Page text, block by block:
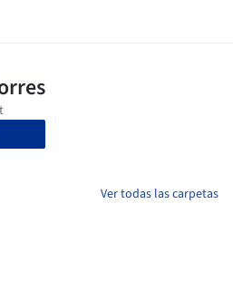
Ver todas las carpetas